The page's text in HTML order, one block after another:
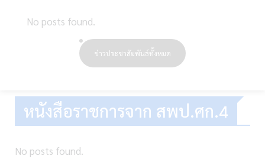
No posts found.
ข่าวประชาสัมพันธ์ทั้งหมด
หนังสือราชการจาก สพป.ศก.4
No posts found.